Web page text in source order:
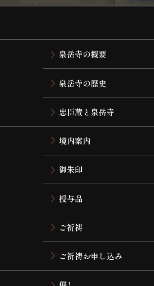
泉岳寺の概要
泉岳寺の歴史
忠臣蔵と泉岳寺
境内案内
御朱印
授与品
ご祈祷
ご祈祷お申し込み